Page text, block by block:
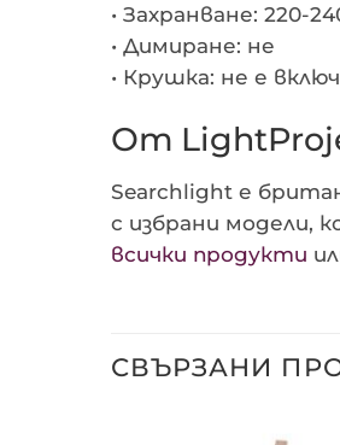
• Захранване: 220-
• Димиране: не
• Крушка: не е
От
Searchlight е
с избрани модели,
всички продукти
СВЪРЗАНИ